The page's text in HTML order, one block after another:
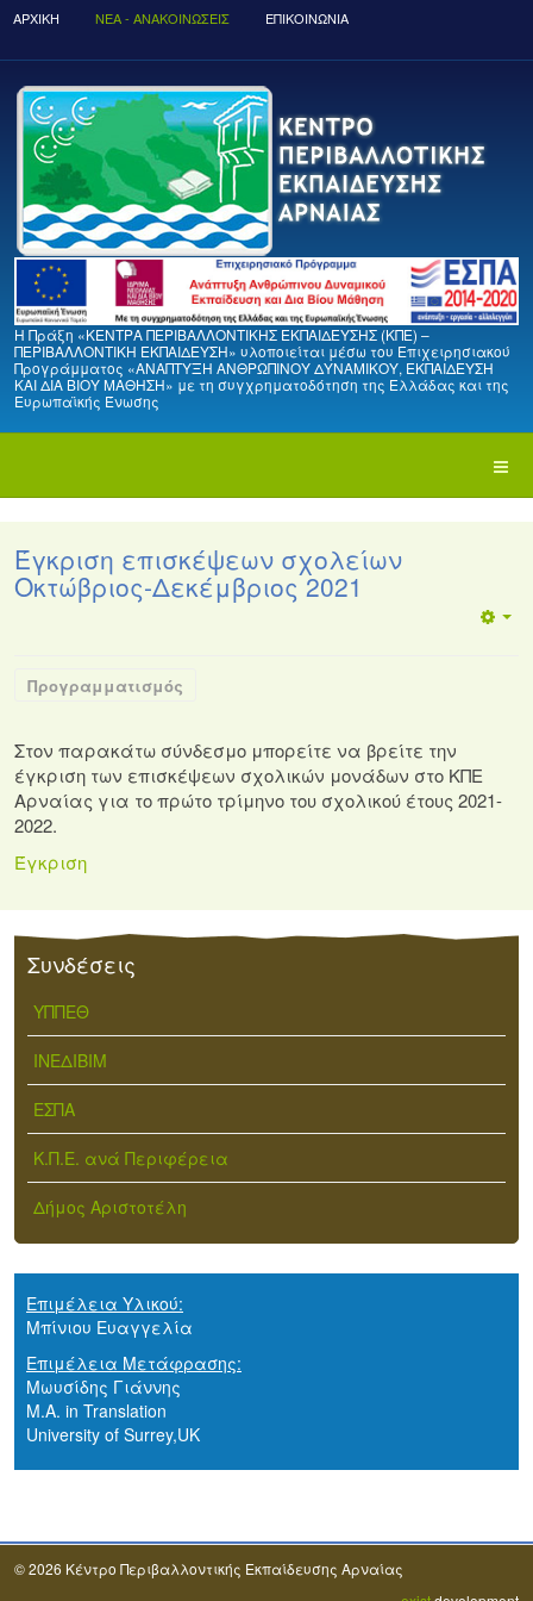
ΑΡΧΙΚΉ ΝΈΑ - ΑΝΑΚΟΙΝΏΣΕΙΣ ΕΠΙΚΟΙΝΩΝΙΑ
Η Πράξη «ΚΕΝΤΡΑ ΠΕΡΙΒΑΛΛΟΝΤΙΚΗΣ ΕΚΠΑΙΔΕΥΣΗΣ (ΚΠΕ) –
ΠΕΡΙΒΑΛΛΟΝΤΙΚΗ ΕΚΠΑΙΔΕΥΣΗ» υλοποιείται μέσω του Επιχειρησιακού
Προγράμματος «ΑΝΑΠΤΥΞΗ ΑΝΘΡΩΠΙΝΟΥ ΔΥΝΑΜΙΚΟΥ, ΕΚΠΑΙΔΕΥΣΗ
ΚΑΙ ΔΙΑ ΒΙΟΥ ΜΑΘΗΣΗ» με τη συγχρηματοδότηση της Ελλάδας και της
Ευρωπαϊκής Ένωσης
Έγκριση επισκέψεων σχολείων
Οκτώβριος-Δεκέμβριος 2021
Προγραμματισμός
Στον παρακάτω σύνδεσμο μπορείτε να βρείτε την
έγκριση των επισκέψεων σχολικών μονάδων στο ΚΠΕ
Αρναίας για το πρώτο τρίμηνο του σχολικού έτους 2021-
2022.
Έγκριση
Συνδέσεις
ΥΠΠΕΘ
ΙΝΕΔΙΒΙΜ
ΕΣΠΑ
Κ.Π.Ε. ανά Περιφέρεια
Δήμος Αριστοτέλη
Επιμέλεια Υλικού:
Μπίνιου Ευαγγελία
Επιμέλεια Μετάφρασης:
Μωυσίδης Γιάννης
M.A. in Translation
University of Surrey,UK
© 2026 Κέντρο Περιβαλλοντικής Εκπαίδευσης Αρναίας